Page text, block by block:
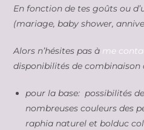
En fonction de tes goûts ou
(mariage, baby shower,
Alors n’hésites pas à me
disponibilités de combinaison
pour la base: possibilités
nombreuses couleurs des
raphia naturel et bolduc